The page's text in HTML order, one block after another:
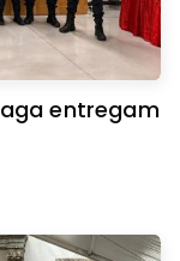
entregam